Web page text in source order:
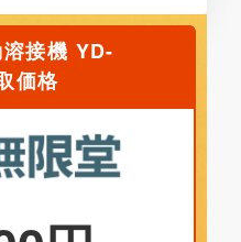
接機 YD-
価格